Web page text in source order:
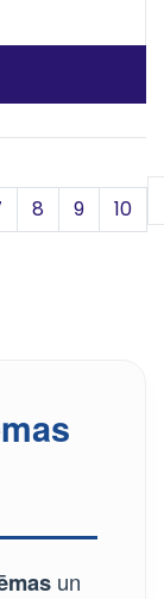
8 9 10
un